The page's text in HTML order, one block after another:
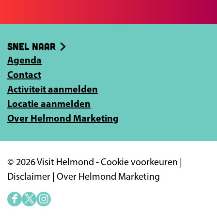
k
Snel naar
Agenda
Contact
Activiteit aanmelden
Locatie aanmelden
Over Helmond Marketing
© 2026 Visit Helmond - Cookie voorkeuren
Disclaimer
Over Helmond Marketing
F
X
I